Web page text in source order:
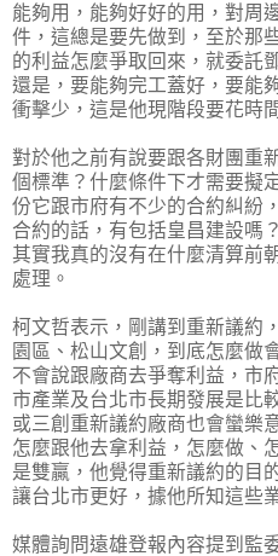
能夠用，能夠好好的用，對周
件，這總是要先做到，至於那
的利益怎麼爭取回來，就委託
還是，要能夠完工蓋好，要能
衝擊少，這是他現階段要花時
對於他之前有說要跟各財團重
個標準？什麼條件下才需要擬
份它跟市府有不少的合約糾紛
合約的話，有包括皇昌建設嗎
其實我真的沒有在什麼清算前
處理。
柯文哲表示，剛講到重新議約
園區、松山文創，到底怎麼做
不會說跟廠商去爭奪利益，市
市產業及台北市長期發展是比
或三創重新議約廠商也會蠻樂
怎麼跟他去拿利益，怎麼做、
是雙贏，他覺得重新議約的目
讓台北市更好，據他所知這些
媒體詢問遠雄登報內容提到監